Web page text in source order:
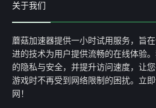
关于我们
蘑菇加速器提供一小时试用服务，旨
进的技术为用户提供流畅的在线体验
的隐私与安全，并提升访问速度，让
游戏时不再受到网络限制的困扰。立
网！